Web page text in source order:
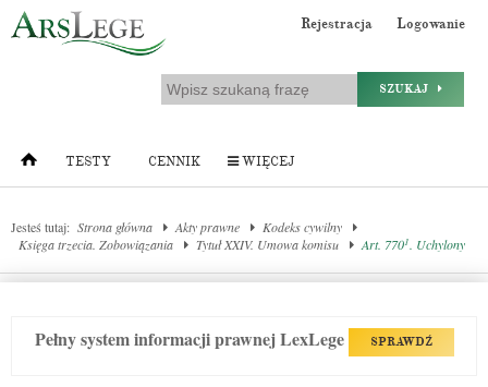
Rejestracja Logowanie
SZUKAJ
TESTY CENNIK WIĘCEJ
Jesteś tutaj: Strona główna Akty prawne
Kodeks cywilny
Księga trzecia. Zobowiązania
Tytuł XXIV. Umowa komisu Art. 7701. Uchylony
Pełny system informacji prawnej LexLege SPRAWDŹ